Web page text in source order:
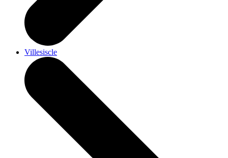
Villesiscle